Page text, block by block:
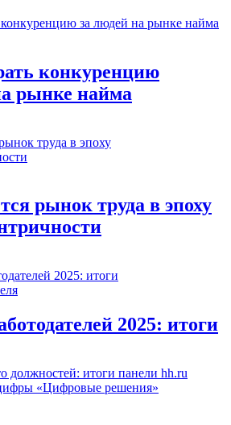
конкуренцию
рынке найма
рынок труда в эпоху
2025: итоги